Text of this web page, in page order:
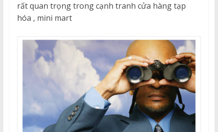
rất quan trọng trong cạnh tranh cửa hàng tạp
hóa , mini mart